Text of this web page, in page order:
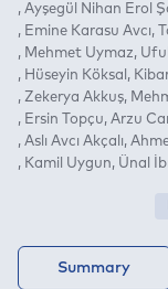
Ayşegül Nihan Erol
Emine Karasu Avcı
Mehmet Uymaz
Hüseyin Köksal
Zekerya Akkuş
Ersin Topçu Arzu
Aslı Avcı Akçalı
Kamil Uygun
Ünal
Summary